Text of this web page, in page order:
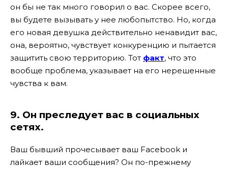
он бы не так много говорил о вас. Скорее всего,
вы будете вызывать у нее любопытство. Но, когда
его новая девушка действительно ненавидит вас,
она, вероятно, чувствует конкуренцию и пытается
защитить свою территорию. Тот факт, что это
вообще проблема, указывает на его нерешенные
чувства к вам.
9. Он преследует вас в социальных
сетях.
Ваш бывший прочесывает ваш Facebook и
лайкает ваши сообщения? Он по-прежнему